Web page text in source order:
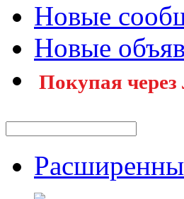
Новые
Новые
Покупая